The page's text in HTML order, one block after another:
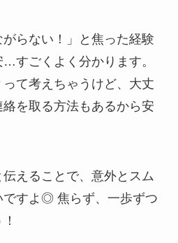
らない！」と焦った経験
すごくよく分かります。
て考えちゃうけど、大丈
を取る方法もあるから安
えることで、意外とスム
ですよ◎ 焦らず、一歩ずつ